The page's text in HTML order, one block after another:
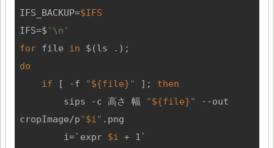
IFS_BACKUP=$IFS
IFS=$ '\n'
for file in
do
if [ -f "${file}" ]; then
        sips -c 高さ 幅
"${file}" --out
cropImage/p"$i " .png
        i=`expr
$i
+ 1`